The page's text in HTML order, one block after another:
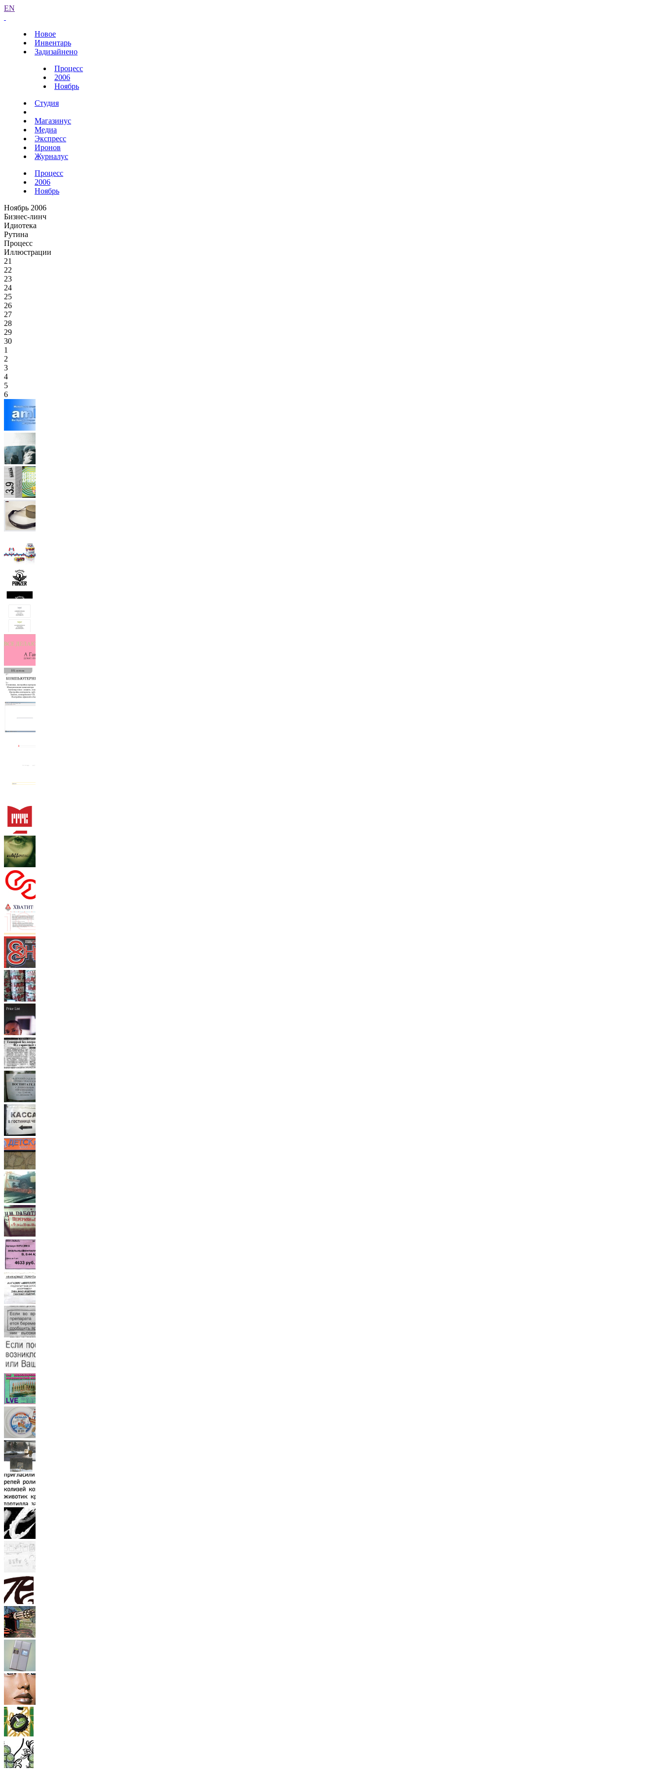
EN
Новое
Инвентарь
Задизайнено
Процесс
2006
Ноябрь
Студия
Магазинус
Медиа
Экспресс
Иронов
Журналус
Процесс
2006
Ноябрь
Ноябрь 2006
Бизнес-линч
Идиотека
Рутина
Процесс
Иллюстрации
21
22
23
24
25
26
27
28
29
30
1
2
3
4
5
6